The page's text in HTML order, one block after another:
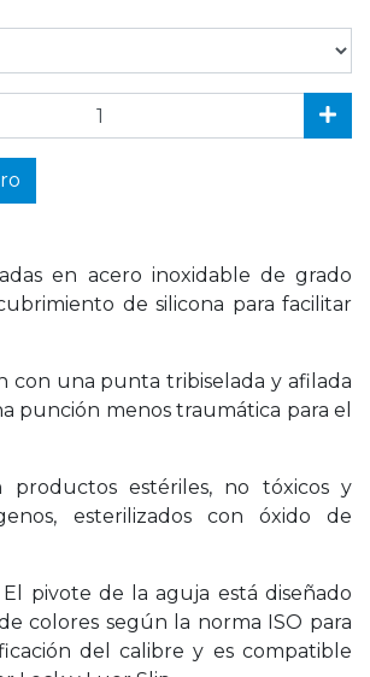
en acero inoxidable de grado
de silicona para facilitar
con una punta tribiselada y afilada
punción menos traumática para el
productos estériles, no tóxicos y
esterilizados con óxido de
pivote de la aguja está diseñado
colores según la norma ISO para
del calibre y es compatible